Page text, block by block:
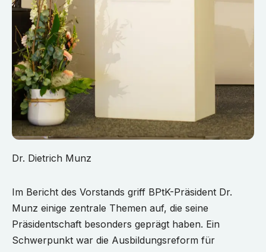
Dr. Dietrich Munz
Im Bericht des Vorstands griff BPtK-Präsident Dr.
Munz einige zentrale Themen auf, die seine
Präsidentschaft besonders geprägt haben. Ein
Schwerpunkt war die Ausbildungsreform für